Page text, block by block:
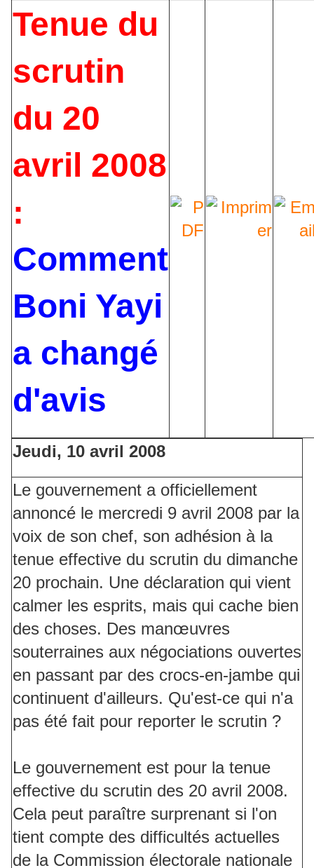
Tenue du
scrutin
du 20
avril 2008
:
Comment
Boni Yayi
a changé
d'avis
Jeudi, 10 avril 2008
Le gouvernement a officiellement
annoncé le mercredi 9 avril 2008 par la
voix de son chef, son adhésion à la
tenue effective du scrutin du dimanche
20 prochain. Une déclaration qui vient
calmer les esprits, mais qui cache bien
des choses. Des manœuvres
souterraines aux négociations ouvertes
en passant par des crocs-en-jambe qui
continuent d'ailleurs. Qu'est-ce qui n'a
pas été fait pour reporter le scrutin ?
Le gouvernement est pour la tenue
effective du scrutin des 20 avril 2008.
Cela peut paraître surprenant si l'on
tient compte des difficultés actuelles
de la Commission électorale nationale